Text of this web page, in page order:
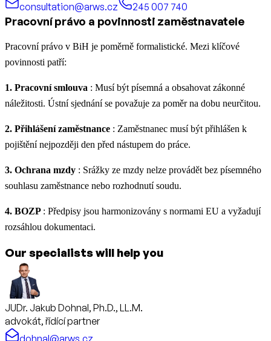
consultation@arws.cz
245 007 740
Pracovní právo a povinnosti zaměstnavatele
Pracovní právo v BiH je poměrně formalistické. Mezi klíčové
povinnosti patří:
1. Pracovní smlouva : Musí být písemná a obsahovat zákonné
náležitosti. Ústní sjednání se považuje za poměr na dobu neurčitou.
2. Přihlášení zaměstnance : Zaměstnanec musí být přihlášen k
pojištění nejpozději den před nástupem do práce.
3. Ochrana mzdy : Srážky ze mzdy nelze provádět bez písemného
souhlasu zaměstnance nebo rozhodnutí soudu.
4. BOZP : Předpisy jsou harmonizovány s normami EU a vyžadují
rozsáhlou dokumentaci.
Our specialists will help you
JUDr. Jakub Dohnal, Ph.D., LL.M.
advokát, řídící partner